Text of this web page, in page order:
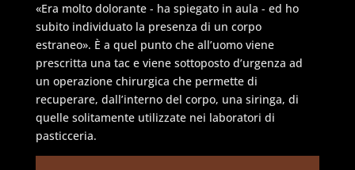
«Era molto dolorante - ha spiegato in aula - ed ho
subito individuato la presenza di un corpo
estraneo». È a quel punto che all’uomo viene
prescritta una tac e viene sottoposto d’urgenza ad
un operazione chirurgica che permette di
recuperare, dall’interno del corpo, una siringa, di
quelle solitamente utilizzate nei laboratori di
pasticceria.